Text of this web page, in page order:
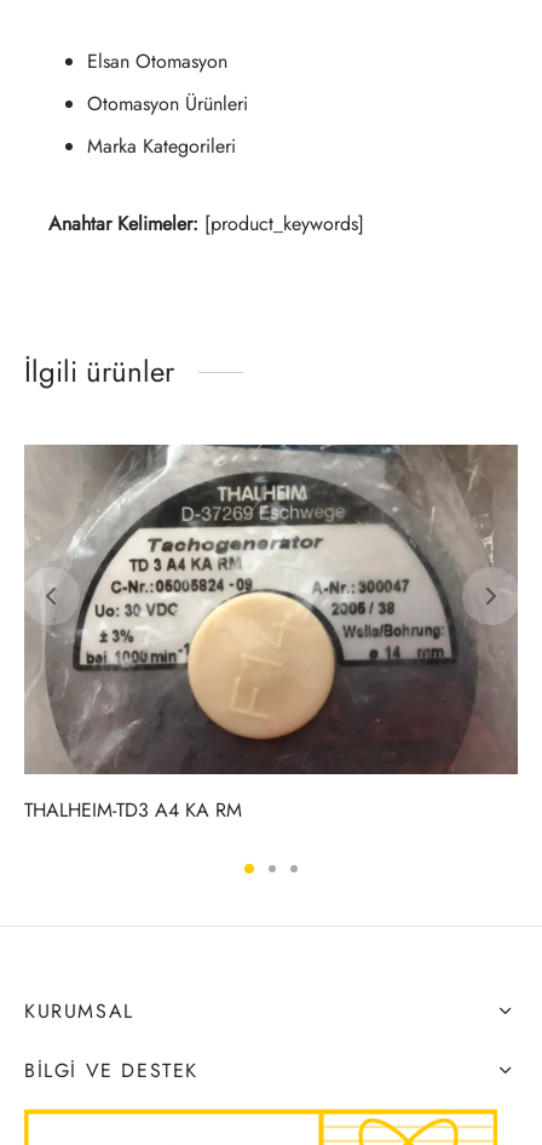
Elsan Otomasyon
Otomasyon Ürünleri
Marka Kategorileri
Anahtar Kelimeler: [product_keywords]
İlgili ürünler
THALHEIM-TD3 A4 KA RM
KURUMSAL
BILGI VE DESTEK